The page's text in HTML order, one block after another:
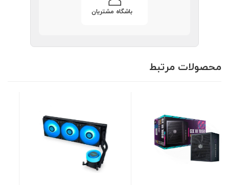
باشگاه مشتریان
محصولات مرتبط